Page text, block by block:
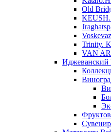
Old
Trinity.
VAN